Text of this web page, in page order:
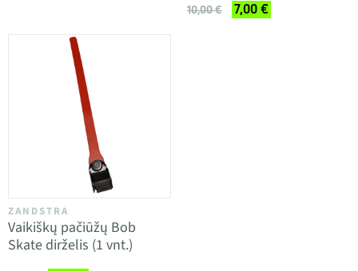
10,00 € 7,00 €
ZANDSTRA
Vaikiškų pačiūžų Bob
Skate dirželis (1 vnt.)